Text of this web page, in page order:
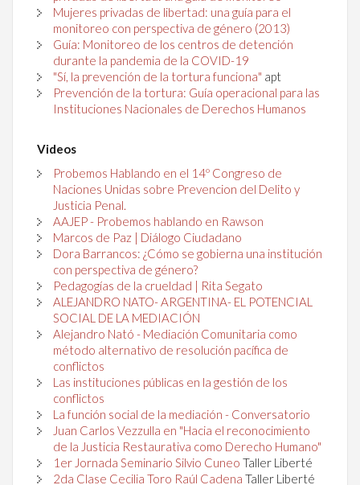
Mujeres privadas de libertad: una guía para el
monitoreo con perspectiva de género (2013)
Guía: Monitoreo de los centros de detención
durante la pandemia de la COVID-19
"Sí, la prevención de la tortura funciona" apt
Prevención de la tortura: Guía operacional para las
Instituciones Nacionales de Derechos Humanos
Videos
Probemos Hablando en el 14º Congreso de
Naciones Unidas sobre Prevencion del Delito y
Justicia Penal.
AAJEP - Probemos hablando en Rawson
Marcos de Paz | Diálogo Ciudadano
Dora Barrancos: ¿Cómo se gobierna una institución
con perspectiva de género?
Pedagogías de la crueldad | Rita Segato
ALEJANDRO NATO- ARGENTINA- EL POTENCIAL
SOCIAL DE LA MEDIACIÓN
Alejandro Nató - Mediación Comunitaria como
método alternativo de resolución pacífica de
conflictos
Las instituciones públicas en la gestión de los
conflictos
La función social de la mediación - Conversatorio
Juan Carlos Vezzulla en "Hacia el reconocimiento
de la Justicia Restaurativa como Derecho Humano"
1er Jornada Seminario Silvio Cuneo Taller Liberté
2da Clase Cecilia Toro Raúl Cadena Taller Liberté